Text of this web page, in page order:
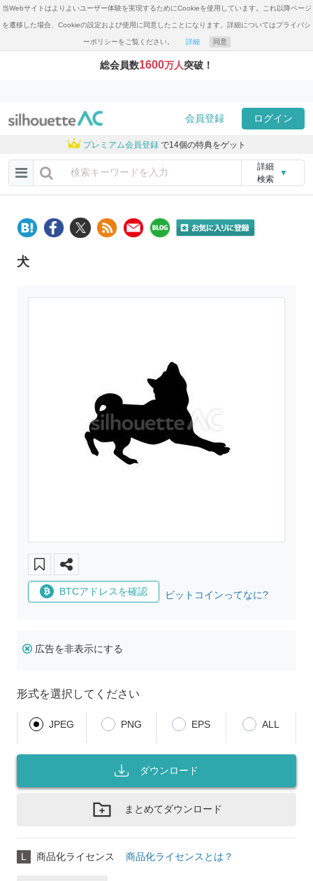
当Webサイトはよりよいユーザー体験を実現するためにCookieを使用しています。これ以降ページ
を遷移した場合、Cookieの設定および使用に同意したことになります。詳細についてはプライバシ
ーポリシーをご覧ください。 詳細 同意
総会員数1600万人突破！
会員登録 ログイン
プレミアム会員登録 で14個の特典をゲット
詳細
検索
▼
犬
BTCアドレスを確認 ビットコインってなに?
広告を非表示にする
形式を選択してください
JPEG PNG EPS ALL
ダウンロード
まとめてダウンロード
L 商品化ライセンス 商品化ライセンスとは？